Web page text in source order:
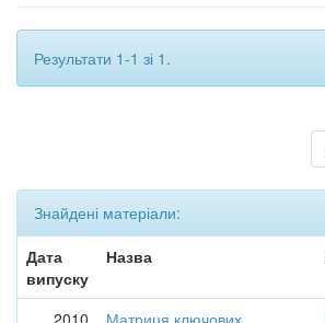
Результати 1-1 зі 1.
Знайдені матеріали:
Дата
випуску
Назва
2010
Матриця ключових